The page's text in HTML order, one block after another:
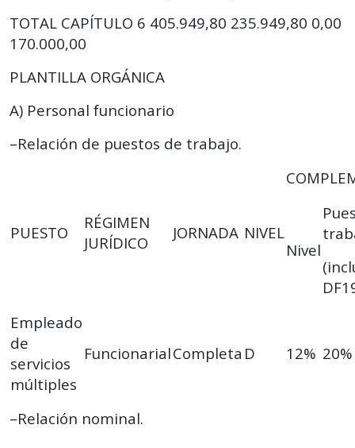
TOTAL CAPÍTULO 6 405.949,80 235.949,80 0,00
170.000,00
PLANTILLA ORGÁNICA
A) Personal funcionario
–Relación de puestos de trabajo.
PUESTO
RÉGIMEN
JURÍDICO
JORNADA NIVEL
Nivel
Empleado
de
servicios
múltiples
FuncionarialCompleta D 12% 20%
–Relación nominal.